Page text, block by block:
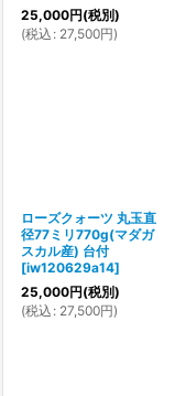
25,000円(税別)
(税込 : 27,500円)
ローズクォーツ 丸玉直
径77ミリ770g(マダガ
スカル産) 台付
[iw120629a14]
25,000円(税別)
(税込 : 27,500円)